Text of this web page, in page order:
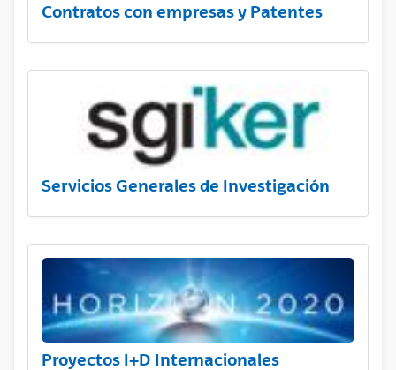
Contratos con empresas y Patentes
Servicios Generales de Investigación
Proyectos I+D Internacionales